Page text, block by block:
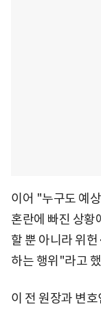
이어 "누구도 예
혼란에 빠진 상황
할 뿐 아니라 위
하는 행위"라고
이 전 원장과 변